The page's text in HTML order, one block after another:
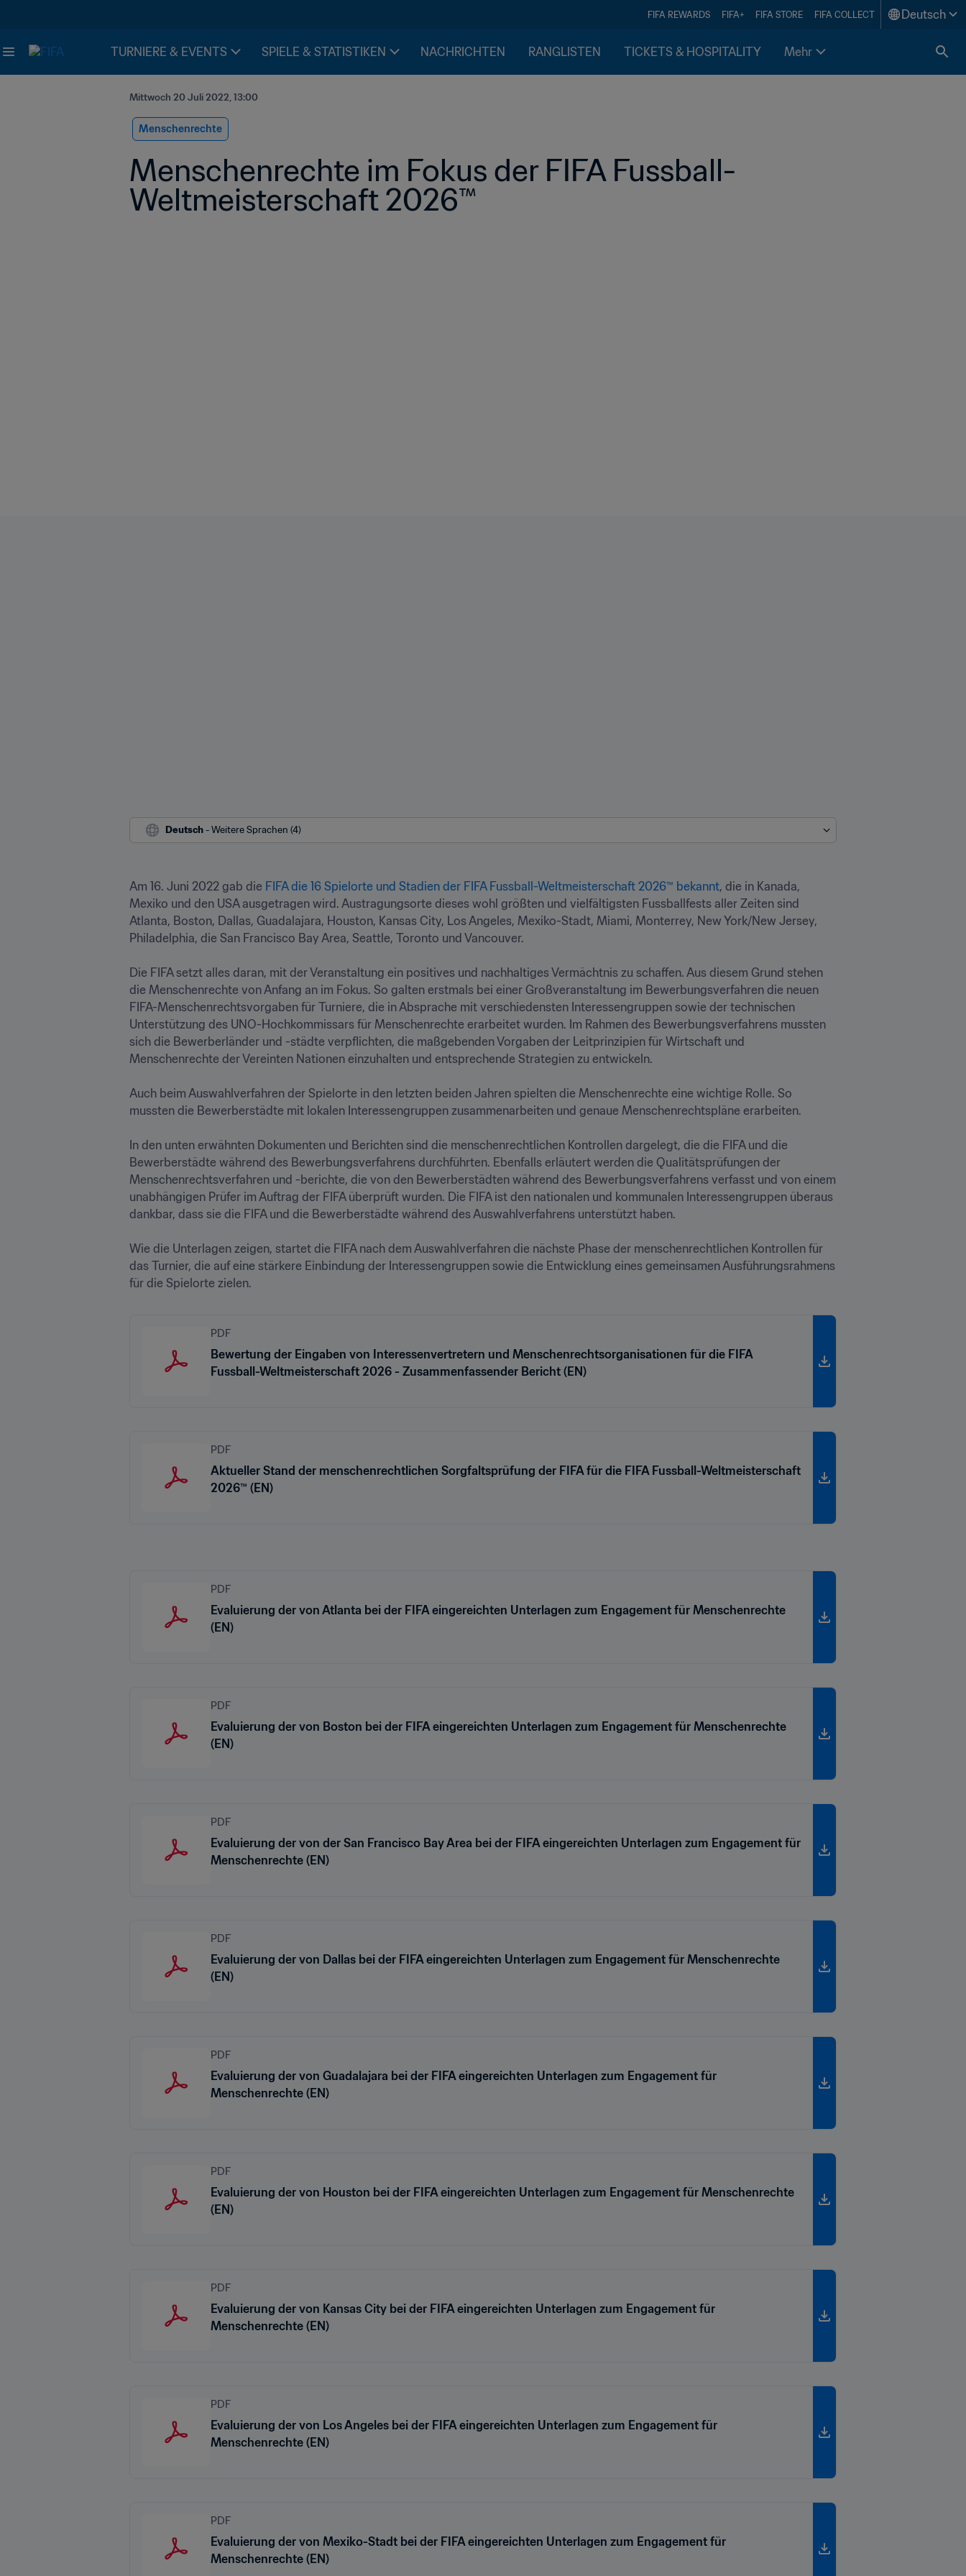
FIFA REWARDS FIFA+ FIFA STORE FIFA COLLECT Deutsch
TURNIERE & EVENTS SPIELE & STATISTIKEN NACHRICHTEN RANGLISTEN TICKETS & HOSPITALITY Mehr
Mittwoch 20 Juli 2022, 13:00
Menschenrechte
Menschenrechte im Fokus der FIFA Fussball-
Weltmeisterschaft 2026™
Deutsch - Weitere Sprachen (4)
Am 16. Juni 2022 gab die FIFA die 16 Spielorte und Stadien der FIFA Fussball-Weltmeisterschaft 2026™ bekannt, die in Kanada,
Mexiko und den USA ausgetragen wird. Austragungsorte dieses wohl größten und vielfältigsten Fussballfests aller Zeiten sind
Atlanta, Boston, Dallas, Guadalajara, Houston, Kansas City, Los Angeles, Mexiko-Stadt, Miami, Monterrey, New York/New Jersey,
Philadelphia, die San Francisco Bay Area, Seattle, Toronto und Vancouver.
Die FIFA setzt alles daran, mit der Veranstaltung ein positives und nachhaltiges Vermächtnis zu schaffen. Aus diesem Grund stehen
die Menschenrechte von Anfang an im Fokus. So galten erstmals bei einer Großveranstaltung im Bewerbungsverfahren die neuen
FIFA-Menschenrechtsvorgaben für Turniere, die in Absprache mit verschiedensten Interessengruppen sowie der technischen
Unterstützung des UNO-Hochkommissars für Menschenrechte erarbeitet wurden. Im Rahmen des Bewerbungsverfahrens mussten
sich die Bewerberländer und -städte verpflichten, die maßgebenden Vorgaben der Leitprinzipien für Wirtschaft und
Menschenrechte der Vereinten Nationen einzuhalten und entsprechende Strategien zu entwickeln.
Auch beim Auswahlverfahren der Spielorte in den letzten beiden Jahren spielten die Menschenrechte eine wichtige Rolle. So
mussten die Bewerberstädte mit lokalen Interessengruppen zusammenarbeiten und genaue Menschenrechtspläne erarbeiten.
In den unten erwähnten Dokumenten und Berichten sind die menschenrechtlichen Kontrollen dargelegt, die die FIFA und die
Bewerberstädte während des Bewerbungsverfahrens durchführten. Ebenfalls erläutert werden die Qualitätsprüfungen der
Menschenrechtsverfahren und -berichte, die von den Bewerberstädten während des Bewerbungsverfahrens verfasst und von einem
unabhängigen Prüfer im Auftrag der FIFA überprüft wurden. Die FIFA ist den nationalen und kommunalen Interessengruppen überaus
dankbar, dass sie die FIFA und die Bewerberstädte während des Auswahlverfahrens unterstützt haben.
Wie die Unterlagen zeigen, startet die FIFA nach dem Auswahlverfahren die nächste Phase der menschenrechtlichen Kontrollen für
das Turnier, die auf eine stärkere Einbindung der Interessengruppen sowie die Entwicklung eines gemeinsamen Ausführungsrahmens
für die Spielorte zielen.
PDF
Bewertung der Eingaben von Interessenvertretern und Menschenrechtsorganisationen für die FIFA
Fussball-Weltmeisterschaft 2026 - Zusammenfassender Bericht (EN)
PDF
Aktueller Stand der menschenrechtlichen Sorgfaltsprüfung der FIFA für die FIFA Fussball-Weltmeisterschaft
2026™ (EN)
PDF
Evaluierung der von Atlanta bei der FIFA eingereichten Unterlagen zum Engagement für Menschenrechte
(EN)
PDF
Evaluierung der von Boston bei der FIFA eingereichten Unterlagen zum Engagement für Menschenrechte
(EN)
PDF
Evaluierung der von der San Francisco Bay Area bei der FIFA eingereichten Unterlagen zum Engagement für
Menschenrechte (EN)
PDF
Evaluierung der von Dallas bei der FIFA eingereichten Unterlagen zum Engagement für Menschenrechte
(EN)
PDF
Evaluierung der von Guadalajara bei der FIFA eingereichten Unterlagen zum Engagement für
Menschenrechte (EN)
PDF
Evaluierung der von Houston bei der FIFA eingereichten Unterlagen zum Engagement für Menschenrechte
(EN)
PDF
Evaluierung der von Kansas City bei der FIFA eingereichten Unterlagen zum Engagement für
Menschenrechte (EN)
PDF
Evaluierung der von Los Angeles bei der FIFA eingereichten Unterlagen zum Engagement für
Menschenrechte (EN)
PDF
Evaluierung der von Mexiko-Stadt bei der FIFA eingereichten Unterlagen zum Engagement für
Menschenrechte (EN)